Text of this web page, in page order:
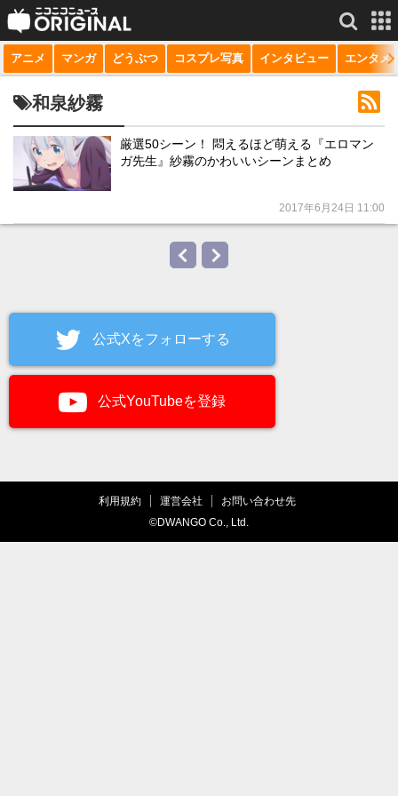
サービス一覧 もっと見る
niconico
動画
生放送
ニコニコQ
アニメ マンガ どうぶつ コスプレ写真 インタビュー エンタメ
和泉紗霧
厳選50シーン！ 悶えるほど萌える『エロマン
ガ先生』紗霧のかわいいシーンまとめ
2017年6月24日 11:00
公式Xをフォローする
公式YouTubeを登録
利用規約 運営会社
お問い合わせ先
©DWANGO Co., Ltd.